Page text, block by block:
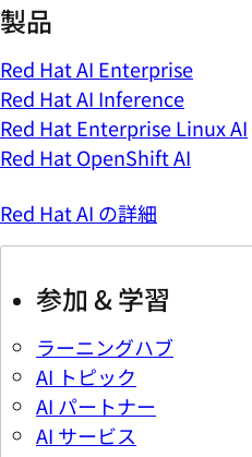
製品
Red Hat AI Enterprise
Red Hat AI Inference
Red Hat Enterprise Linux AI
Red Hat OpenShift AI
Red Hat AI の詳細
参加 & 学習
ラーニングハブ
AI トピック
AI パートナー
AI サービス